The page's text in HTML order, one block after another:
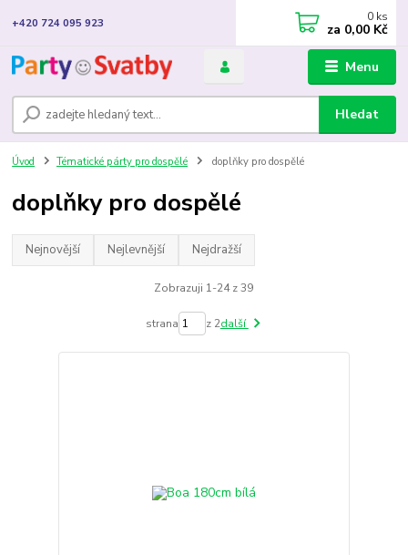
Menu
Hledat
+420 724 095 923 0 ks
za 0,00 Kč
Úvod Tématické párty pro dospělé doplňky pro dospělé
doplňky pro dospělé
Nejnovější Nejlevnější Nejdražší
Zobrazuji 1-24 z 39
strana z 2další